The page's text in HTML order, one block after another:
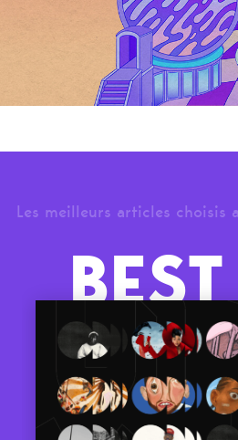
Les meilleurs articles choisis